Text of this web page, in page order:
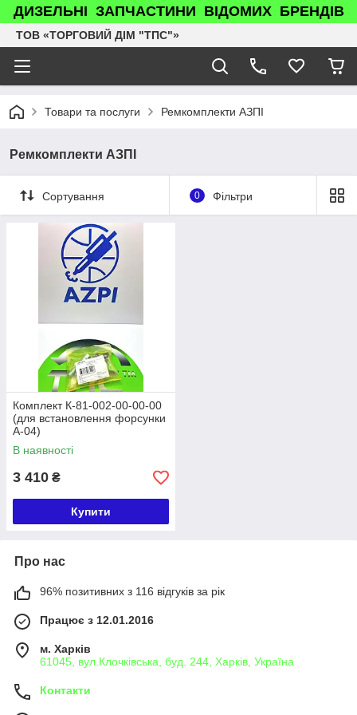
ДИЗЕЛЬНІ ЗАПЧАСТИНИ ВІДОМИХ БРЕНДІВ
ТОВ «ТОРГОВИЙ ДІМ "ТПС"»
Товари та послуги Ремкомплекти АЗПІ
Ремкомплекти АЗПІ
Сортування 0 Фільтри
Комплект К-81-002-00-00-00
(для встановлення форсунки
A-04)
В наявності
3 410 ₴
Купити
Про нас
96% позитивних з 116 відгуків за рік
Працює з 12.01.2016
м. Харків
61045, вул.Клочківська, буд. 244, Харків, Україна
Контакти